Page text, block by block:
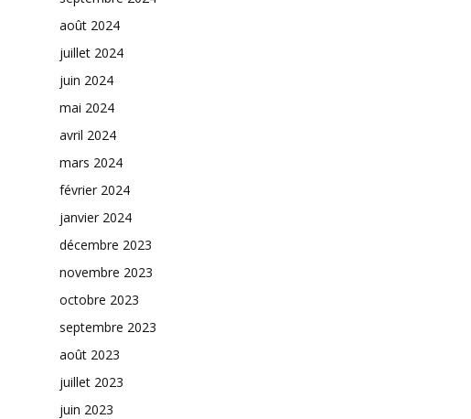
août 2024
juillet 2024
juin 2024
mai 2024
avril 2024
mars 2024
février 2024
janvier 2024
décembre 2023
novembre 2023
octobre 2023
septembre 2023
août 2023
juillet 2023
juin 2023